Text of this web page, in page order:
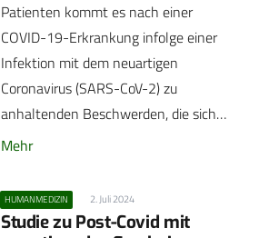
Patienten kommt es nach einer
COVID-19-Erkrankung infolge einer
Infektion mit dem neuartigen
Coronavirus (SARS-CoV-2) zu
anhaltenden Beschwerden, die sich…
Mehr
HUMANMEDIZIN 2. Juli 2024
Studie zu Post-Covid mit